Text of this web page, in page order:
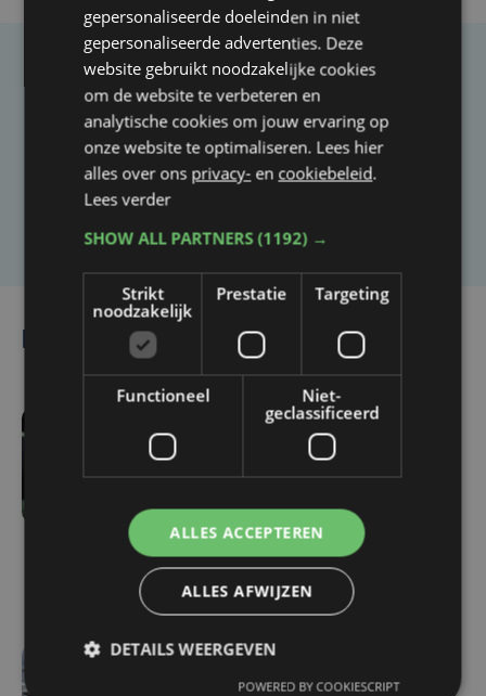
Taalfout opgemerkt?
Heb je een taal- of schrijffout opgemerkt in dit
artikel?
Lees ook
vr 7 augustus | 11:43
Channel Zero neemt
afscheid van
festivalpodia
gepersonaliseerde doeleinden in niet
gepersonaliseerde advertenties. Deze
website gebruikt noodzakelijke cookies
om de website te verbeteren en
analytische cookies om jouw ervaring op
onze website te optimaliseren. Lees hier
alles over ons privacy- en cookiebeleid.
Lees verder
SHOW ALL PARTNERS(1192) →
Strikt
noodzakelijk
Prestatie Targeting
Functioneel
Niet-
geclassificeerd
ALLES ACCEPTEREN
ALLES AFWIJZEN
DETAILS WEERGEVEN
POWERED BY COOKIESCRIPT